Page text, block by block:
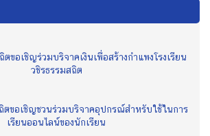
ตขอเชิญร่วมบริจาคเงินเพื่อสร้างกำแพงโรงเรียน
วชิรธรรมสถิต
ถิตขอเชิญชวนร่วมบริจาคอุปกรณ์สำหรับใช้ในการ
เรียนออนไลน์ของนักเรียน